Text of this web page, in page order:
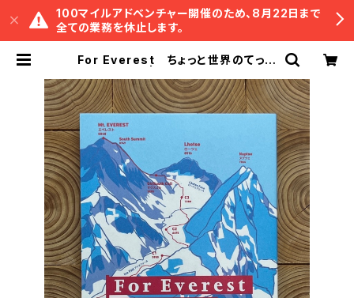
100マイルアドベンチャー開催のため、8月22日まで
全ての業務を休止します。
For Everest ちょっと世界のてっぺ